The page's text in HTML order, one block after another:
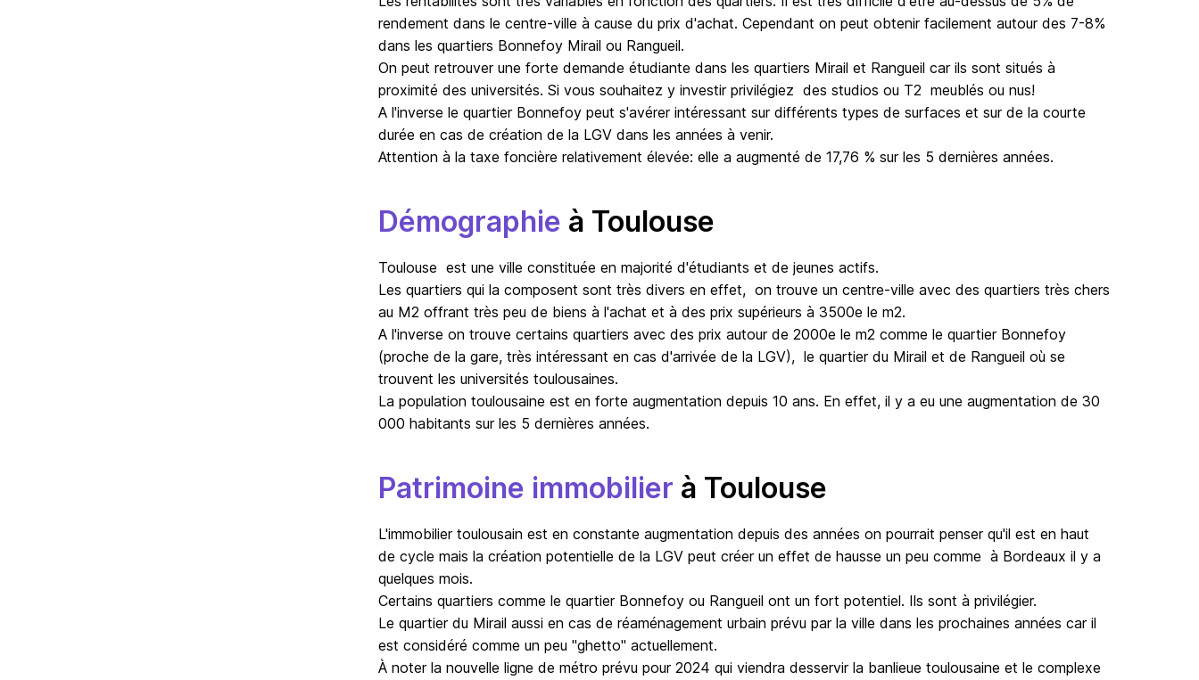
rendement dans le centre-ville à cause du prix d'achat. Cependant on peut obtenir facilement autour des 7-8%
dans les quartiers Bonnefoy Mirail ou Rangueil.
On peut retrouver une forte demande étudiante dans les quartiers Mirail et Rangueil car ils sont situés à
proximité des universités. Si vous souhaitez y investir privilégiez  des studios ou T2  meublés ou nus!
A l'inverse le quartier Bonnefoy peut s'avérer intéressant sur différents types de surfaces et sur de la courte
durée en cas de création de la LGV dans les années à venir.
Attention à la taxe foncière relativement élevée: elle a augmenté de 17,76 % sur les 5 dernières années.
Démographie à Toulouse
Toulouse  est une ville constituée en majorité d'étudiants et de jeunes actifs.
Les quartiers qui la composent sont très divers en effet,  on trouve un centre-ville avec des quartiers très chers
au M2 offrant très peu de biens à l'achat et à des prix supérieurs à 3500e le m2.
A l'inverse on trouve certains quartiers avec des prix autour de 2000e le m2 comme le quartier Bonnefoy
(proche de la gare, très intéressant en cas d'arrivée de la LGV),  le quartier du Mirail et de Rangueil où se
trouvent les universités toulousaines.
La population toulousaine est en forte augmentation depuis 10 ans. En effet, il y a eu une augmentation de 30
000 habitants sur les 5 dernières années.
Patrimoine immobilier à Toulouse
L'immobilier toulousain est en constante augmentation depuis des années on pourrait penser qu'il est en haut
de cycle mais la création potentielle de la LGV peut créer un effet de hausse un peu comme  à Bordeaux il y a
quelques mois.
Certains quartiers comme le quartier Bonnefoy ou Rangueil ont un fort potentiel. Ils sont à privilégier.
Le quartier du Mirail aussi en cas de réaménagement urbain prévu par la ville dans les prochaines années car il
est considéré comme un peu "ghetto" actuellement.
À noter la nouvelle ligne de métro prévu pour 2024 qui viendra desservir la banlieue toulousaine et le complexe